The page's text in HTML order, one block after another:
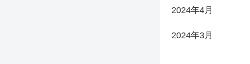
2024年4月
2024年3月